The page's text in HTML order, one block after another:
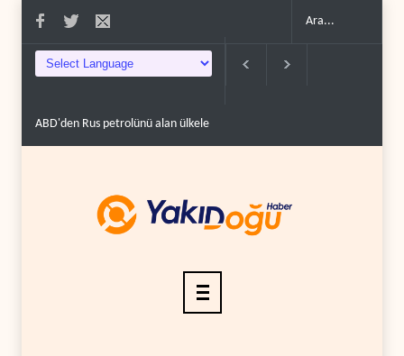
yüzde 100'e varan g�.. Demokratlar Trump için azil süreci yerine